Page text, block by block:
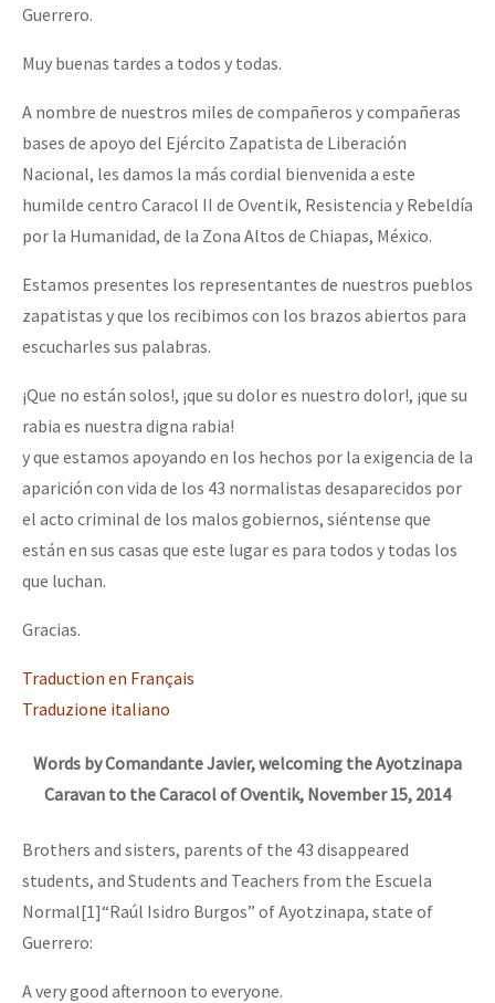
Guerrero.
Muy buenas tardes a todos y todas.
A nombre de nuestros miles de compañeros y compañeras
bases de apoyo del Ejército Zapatista de Liberación
Nacional, les damos la más cordial bienvenida a este
humilde centro Caracol II de Oventik, Resistencia y Rebeldía
por la Humanidad, de la Zona Altos de Chiapas, México.
Estamos presentes los representantes de nuestros pueblos
zapatistas y que los recibimos con los brazos abiertos para
escucharles sus palabras.
¡Que no están solos!, ¡que su dolor es nuestro dolor!, ¡que su
rabia es nuestra digna rabia!
y que estamos apoyando en los hechos por la exigencia de la
aparición con vida de los 43 normalistas desaparecidos por
el acto criminal de los malos gobiernos, siéntense que
están en sus casas que este lugar es para todos y todas los
que luchan.
Gracias.
Traduction en Français
Traduzione italiano
Words by Comandante Javier, welcoming the Ayotzinapa
Caravan to the Caracol of Oventik, November 15, 2014
Brothers and sisters, parents of the 43 disappeared
students, and Students and Teachers from the Escuela
Normal[1]“Raúl Isidro Burgos” of Ayotzinapa, state of
Guerrero:
A very good afternoon to everyone.